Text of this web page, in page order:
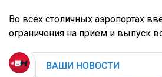
Во всех столичных аэропортах
ограничения на прием и выпуск